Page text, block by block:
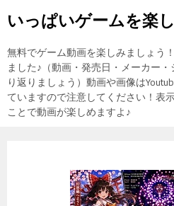
いっぱいゲームを楽
無料でゲーム動画を楽しみましょう
ました♪（動画・発売日・メーカー
り返りましょう）動画や画像は
ていますので注意してください！表
ことで動画が楽しめますよ♪